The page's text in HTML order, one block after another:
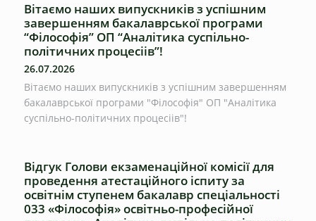
Вітаємо наших випускників з успішним
завершенням бакалаврської програми
“Філософія” ОП “Аналітика суспільно-
політичних процесіів”!
26.07.2026
Вітаємо наших випускників з успішним завершенням
бакалаврської програми "Філософія" ОП "Аналітика
суспільно-політичних процесіів"!
Відгук Голови екзаменаційної комісії для
проведення атестаційного іспиту за
освітнім ступенем бакалавр спеціальності
033 «Філософія» освітньо-професійної